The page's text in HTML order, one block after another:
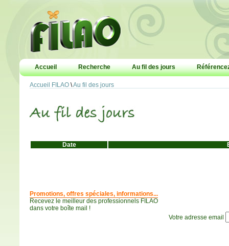
Accueil Recherche Au fil des jours
Accueil FILAO \Au fil des jours
Date
Promotions, offres spéciales, informations...
Recevez le meilleur des professionnels FILAO
dans votre boîte mail !
Votre adresse email